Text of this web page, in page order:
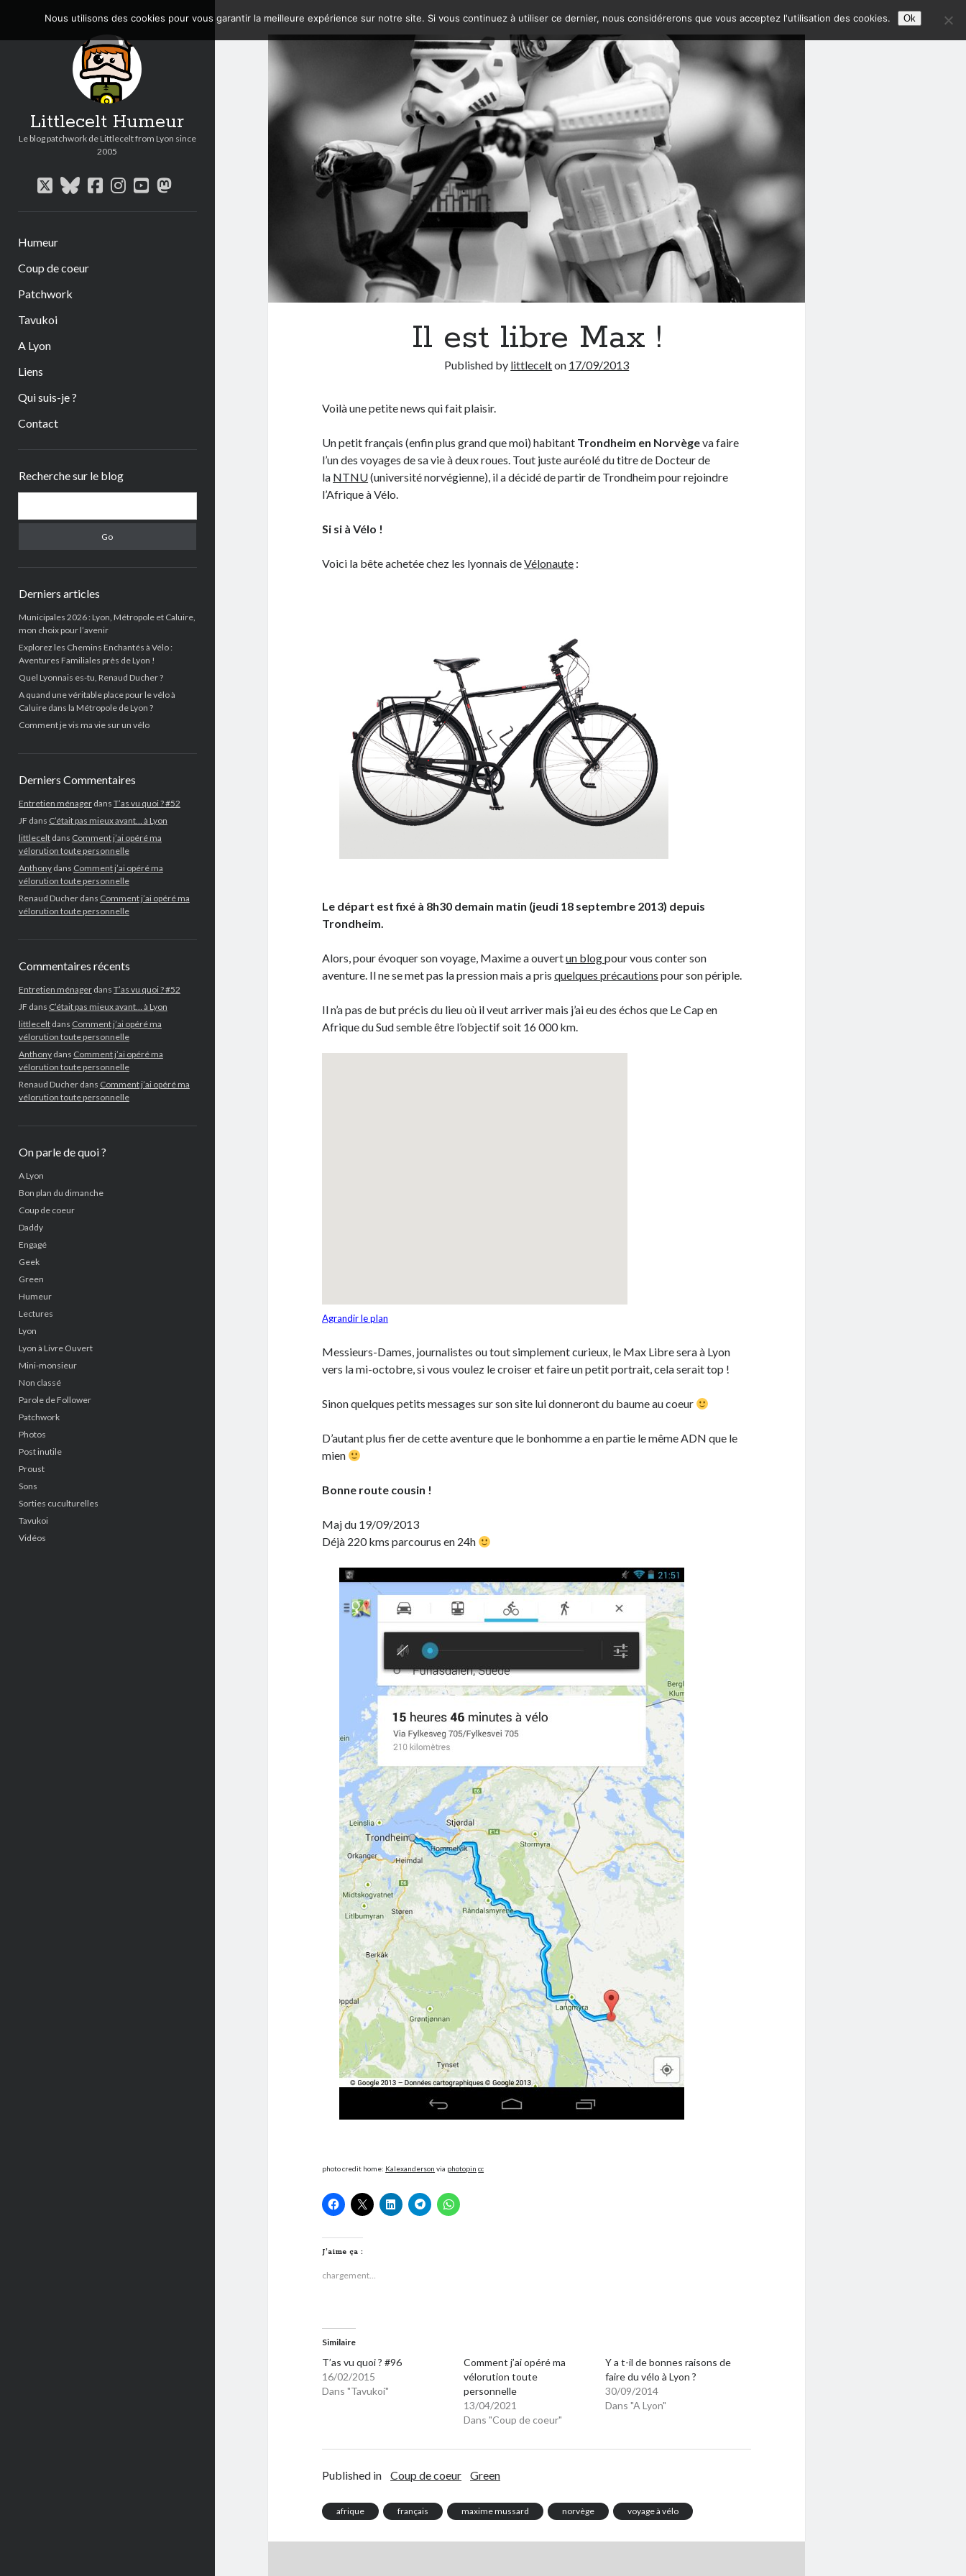
Littlecelt Humeur
Le blog patchwork de Littlecelt from Lyon since
2005
twitterbluesky
facebook
instagram
youtube
mastodon
Humeur
Coup de coeur
Patchwork
Tavukoi
A Lyon
Liens
Qui suis-je ?
Contact
Recherche sur le blog
Derniers articles
Municipales 2026 : Lyon, Métropole et Caluire,
mon choix pour l’avenir
Explorez les Chemins Enchantés à Vélo :
Aventures Familiales près de Lyon !
Quel Lyonnais es-tu, Renaud Ducher ?
A quand une véritable place pour le vélo à
Caluire dans la Métropole de Lyon ?
Comment je vis ma vie sur un vélo
Derniers Commentaires
Entretien ménagerdans T’as vu quoi ? #52
JF dans C’était pas mieux avant… à Lyon
littleceltdans Comment j’ai opéré ma
vélorution toute personnelle
Anthonydans Comment j’ai opéré ma
vélorution toute personnelle
Renaud Ducherdans Comment j’ai opéré ma
vélorution toute personnelle
Commentaires récents
Entretien ménagerdans T’as vu quoi ? #52
JF dans C’était pas mieux avant… à Lyon
littleceltdans Comment j’ai opéré ma
vélorution toute personnelle
Anthonydans Comment j’ai opéré ma
vélorution toute personnelle
Renaud Ducherdans Comment j’ai opéré ma
vélorution toute personnelle
On parle de quoi ?
A Lyon
Bon plan du dimanche
Coup de coeur
Daddy
Engagé
Geek
Green
Humeur
Lectures
Lyon
Lyon à Livre Ouvert
Mini-monsieur
Non classé
Parole de Follower
Patchwork
Photos
Post inutile
Proust
Sons
Sorties cuculturelles
Tavukoi
Vidéos
Il est libre Max !
Published by littlecelton 17/09/2013
Voilà une petite news qui fait plaisir.
Un petit français (enfin plus grand que moi) habitant Trondheim en Norvègeva faire
l’un des voyages de sa vie à deux roues. Tout juste auréolé du titre de Docteur de
la NTNU(université norvégienne), il a décidé de partir de Trondheim pour rejoindre
l’Afrique à Vélo.
Si si à Vélo !
Voici la bête achetée chez les lyonnais deVélonaute :
Le départ est fixé à 8h30 demain matin (jeudi 18 septembre 2013) depuis
Trondheim.
Alors, pour évoquer son voyage, Maxime a ouvertun blogpour vous conter son
aventure. Il ne se met pas la pression mais a prisquelques précautions pour son périple.
Il n’a pas de but précis du lieu où il veut arriver mais j’ai eu des échos que Le Cap en
Afrique du Sud semble être l’objectif soit 16 000 km.
Agrandir le plan
Messieurs-Dames, journalistes ou tout simplement curieux, le Max Libre sera à Lyon
vers la mi-octobre, si vous voulez le croiser et faire un petit portrait, cela serait top !
Sinon quelques petits messages sur son site lui donneront du baume au coeur
D’autant plus fier de cette aventure que le bonhomme a en partie le même ADN que le
mien
Bonne route cousin !
Maj du 19/09/2013
Déjà 220 kms parcourus en 24h
photo credit home: Kalexanderson via photopin cc
J’aime ça :
chargement…
Similaire
T’as vu quoi ? #96
16/02/2015
Dans "Tavukoi"
Comment j’ai opéré ma
vélorution toute
personnelle
13/04/2021
Dans "Coup de coeur"
Y a t-il de bonnes raisons de
faire du vélo à Lyon ?
30/09/2014
Dans "A Lyon"
Published in Coup de coeur Green
afrique français maxime mussard norvège voyage à vélo
Nous utilisons des cookies pour vous garantir la meilleure expérience sur notre site. Si vous continuez à utiliser ce dernier, nous considérerons que vous acceptez l'utilisation des cookies. Ok